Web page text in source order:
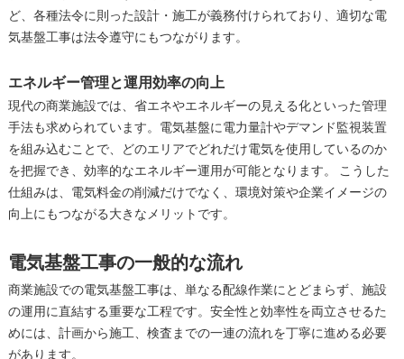
ど、各種法令に則った設計・施工が義務付けられており、適切な電
気基盤工事は法令遵守にもつながります。
エネルギー管理と運用効率の向上
現代の商業施設では、省エネやエネルギーの見える化といった管理
手法も求められています。電気基盤に電力量計やデマンド監視装置
を組み込むことで、どのエリアでどれだけ電気を使用しているのか
を把握でき、効率的なエネルギー運用が可能となります。 こうした
仕組みは、電気料金の削減だけでなく、環境対策や企業イメージの
向上にもつながる大きなメリットです。
電気基盤工事の一般的な流れ
商業施設での電気基盤工事は、単なる配線作業にとどまらず、施設
の運用に直結する重要な工程です。安全性と効率性を両立させるた
めには、計画から施工、検査までの一連の流れを丁寧に進める必要